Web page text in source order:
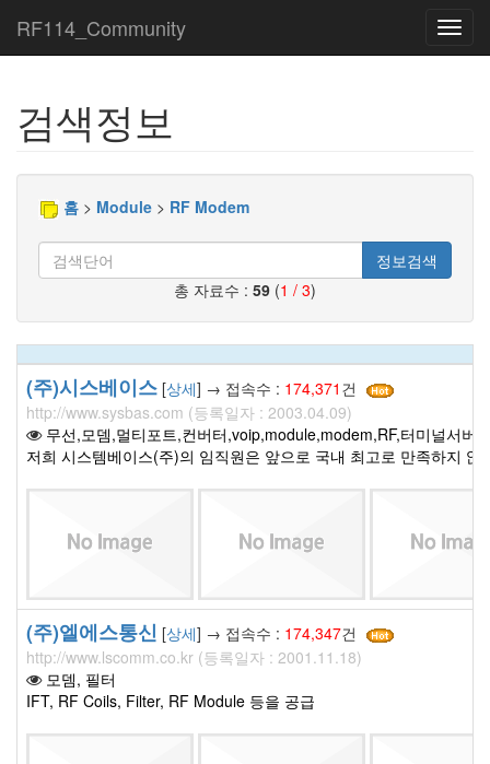
RF114_Community
검색정보
홈 > Module > RF Modem
정보검색
총 자료수 : 59 (1 / 3)
(주)시스베이스 [상세] → 접속수 : 174,371 건
http://www.sysbas.com (등록일자 : 2003.04.09)
무선,모뎀,멀티포트,컨버터,voip,module,modem,RF,터미널서버
저희 시스템베이스(주)의 임직원은 앞으로 국내 최고로 만족하지
(주)엘에스통신 [상세] → 접속수 : 174,347건
http://www.lscomm.co.kr (등록일자 : 2001.11.18)
모뎀, 필터
IFT, RF Coils, Filter, RF Module 등을 공급